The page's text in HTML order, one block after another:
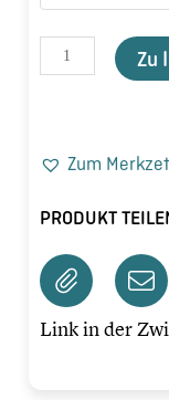
Zu
Zum
PRODUKT
Link in der